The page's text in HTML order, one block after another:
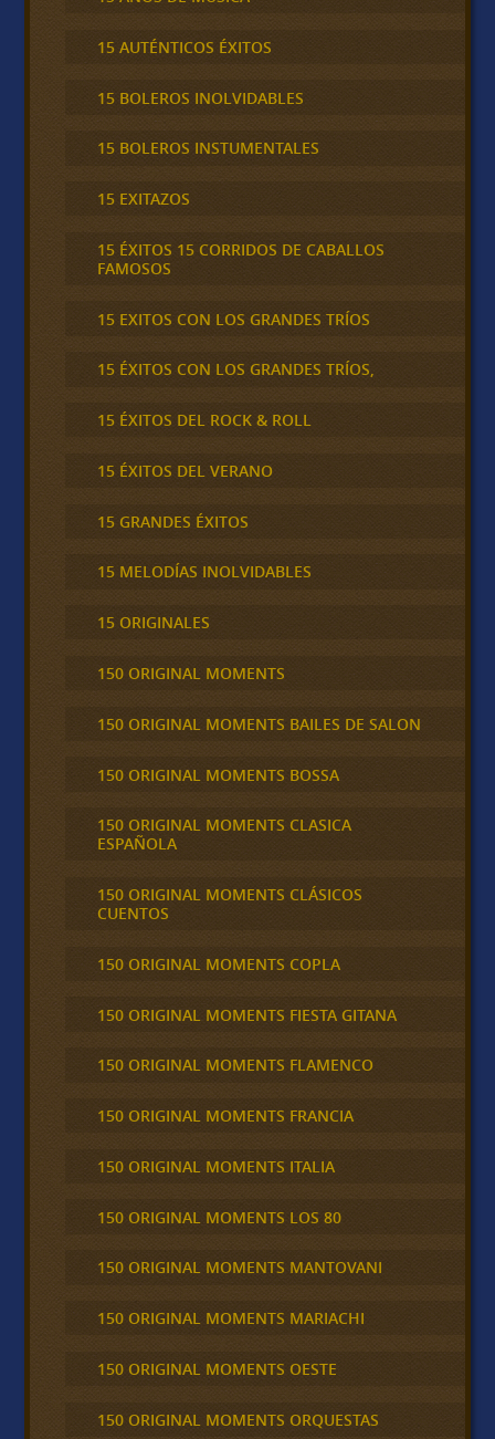
15 AUTÉNTICOS ÉXITOS
15 BOLEROS INOLVIDABLES
15 BOLEROS INSTUMENTALES
15 EXITAZOS
15 ÉXITOS 15 CORRIDOS DE CABALLOS
FAMOSOS
15 EXITOS CON LOS GRANDES TRÍOS
15 ÉXITOS CON LOS GRANDES TRÍOS,
15 ÉXITOS DEL ROCK & ROLL
15 ÉXITOS DEL VERANO
15 GRANDES ÉXITOS
15 MELODÍAS INOLVIDABLES
15 ORIGINALES
150 ORIGINAL MOMENTS
150 ORIGINAL MOMENTS BAILES DE SALON
150 ORIGINAL MOMENTS BOSSA
150 ORIGINAL MOMENTS CLASICA
ESPAÑOLA
150 ORIGINAL MOMENTS CLÁSICOS
CUENTOS
150 ORIGINAL MOMENTS COPLA
150 ORIGINAL MOMENTS FIESTA GITANA
150 ORIGINAL MOMENTS FLAMENCO
150 ORIGINAL MOMENTS FRANCIA
150 ORIGINAL MOMENTS ITALIA
150 ORIGINAL MOMENTS LOS 80
150 ORIGINAL MOMENTS MANTOVANI
150 ORIGINAL MOMENTS MARIACHI
150 ORIGINAL MOMENTS OESTE
150 ORIGINAL MOMENTS ORQUESTAS